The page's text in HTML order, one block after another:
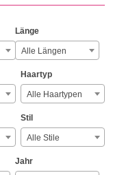
Länge
Alle Längen
Haartyp
Alle Haartypen
Stil
Alle Stile
Jahr